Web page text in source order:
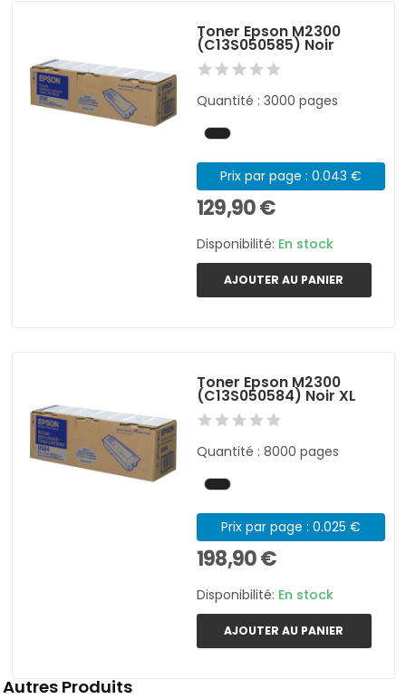
Toner Epson M2300
(C13S050585) Noir
Quantité : 3000 pages
Prix par page : 0.043 €
129,90 €
Disponibilité: En stock
AJOUTER AU PANIER
Toner Epson M2300
(C13S050584) Noir XL
Quantité : 8000 pages
Prix par page : 0.025 €
198,90 €
Disponibilité: En stock
AJOUTER AU PANIER
Autres Produits